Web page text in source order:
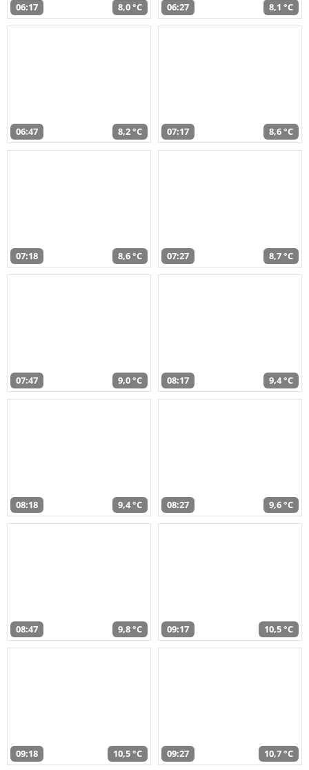
06:17 8,0 °C 06:27 8,1 °C
06:47 8,2 °C 07:17 8,6 °C
07:18 8,6 °C 07:27 8,7 °C
07:47 9,0 °C 08:17 9,4 °C
08:18 9,4 °C 08:27 9,6 °C
08:47 9,8 °C 09:17 10,5 °C
09:18 10,5 °C 09:27 10,7 °C